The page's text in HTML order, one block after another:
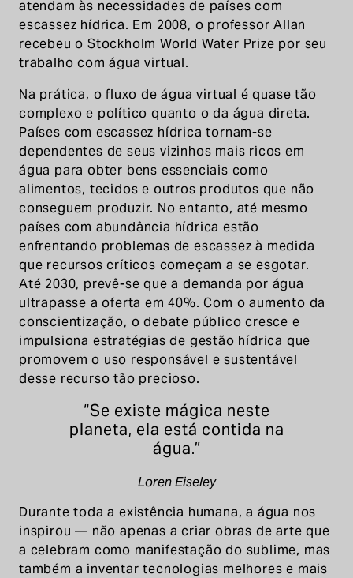
atendam às necessidades de países com
escassez hídrica. Em 2008, o professor Allan
recebeu o Stockholm World Water Prize por seu
trabalho com água virtual.
Na prática, o fluxo de água virtual é quase tão
complexo e político quanto o da água direta.
Países com escassez hídrica tornam-se
dependentes de seus vizinhos mais ricos em
água para obter bens essenciais como
alimentos, tecidos e outros produtos que não
conseguem produzir. No entanto, até mesmo
países com abundância hídrica estão
enfrentando problemas de escassez à medida
que recursos críticos começam a se esgotar.
Até 2030, prevê-se que a demanda por água
ultrapasse a oferta em 40%. Com o aumento da
conscientização, o debate público cresce e
impulsiona estratégias de gestão hídrica que
promovem o uso responsável e sustentável
desse recurso tão precioso.
“Se existe mágica neste
planeta, ela está contida na
água.”
Loren Eiseley
Durante toda a existência humana, a água nos
inspirou — não apenas a criar obras de arte que
a celebram como manifestação do sublime, mas
também a inventar tecnologias melhores e mais